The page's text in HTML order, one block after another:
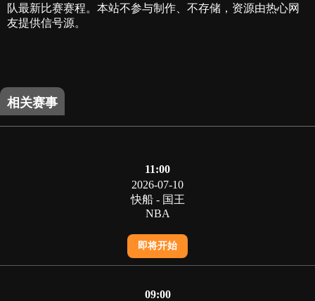
队最新比赛赛程。本站不参与制作、不存储，资源由热心网
友提供信号源。
相关赛事
11:00
2026-07-10
快船 - 国王
NBA
即将开始
09:00